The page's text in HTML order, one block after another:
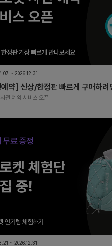
~ 2026.12.31
약] 신상/한정판 빠르게 구매하려
전 예약 서비스 오픈
~ 2026.12.31